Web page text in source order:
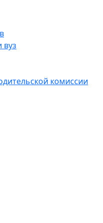
вуз
комиссии